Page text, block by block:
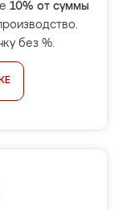
10% от суммы
без %.